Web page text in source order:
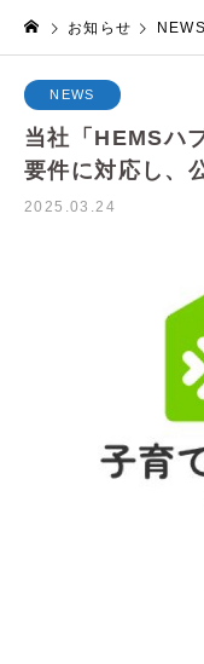
お知らせ NEWS
NEWS
当社「HEMSハ
要件に対応し、
2025.03.24